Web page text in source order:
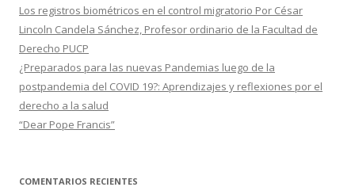
Los registros biométricos en el control migratorio Por César
Lincoln Candela Sánchez, Profesor ordinario de la Facultad de
Derecho PUCP
¿Preparados para las nuevas Pandemias luego de la
postpandemia del COVID 19?: Aprendizajes y reflexiones por el
derecho a la salud
“Dear Pope Francis”
COMENTARIOS RECIENTES